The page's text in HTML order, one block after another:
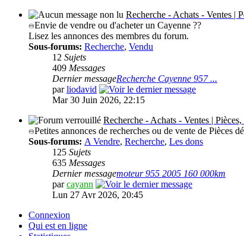
Recherche - Achats - Ventes |
Envie de vendre ou d'acheter un Cayenne ??
Lisez les annonces des membres du forum.
Sous-forums: Recherche, Vendu
12 Sujets
409 Messages
Dernier messageRecherche Cayenne 957 ...
parliodavid
Mar 30 Juin 2026, 22:15
Recherche - Achats - Ventes |
Petites annonces de recherches ou de vente de Pièces
Sous-forums: A Vendre, Recherche, Les dons
125 Sujets
635 Messages
Dernier messagemoteur 955 2005 160 000km
parcayann
Lun 27 Avr 2026, 20:45
Connexion
Qui est en ligne